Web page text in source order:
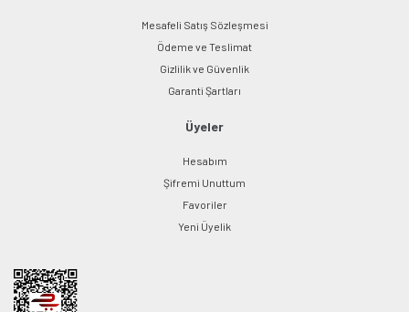
Mesafeli Satış Sözleşmesi
Ödeme ve Teslimat
Gizlilik ve Güvenlik
Garanti Şartları
Üyeler
Hesabım
Şifremi Unuttum
Favoriler
Yeni Üyelik